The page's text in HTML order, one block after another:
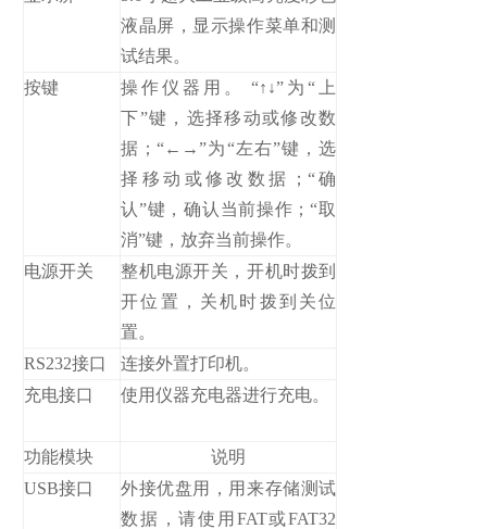
液晶屏，显示操作菜单和测
试结果。
按键
操作仪器用。 “↑↓”为“上
下”键，选择移动或修改数
据；“←→”为“左右”键，选
择移动或修改数据；“确
认”键，确认当前操作；“取
消”键，放弃当前操作。
电源开关
整机电源开关，开机时拨到
开位置，关机时拨到关位
置。
RS232接口
连接外置打印机。
充电接口
使用仪器充电器进行充电。
功能模块
说明
USB接口
外接优盘用，用来存储测试
数据，请使用FAT或FAT32